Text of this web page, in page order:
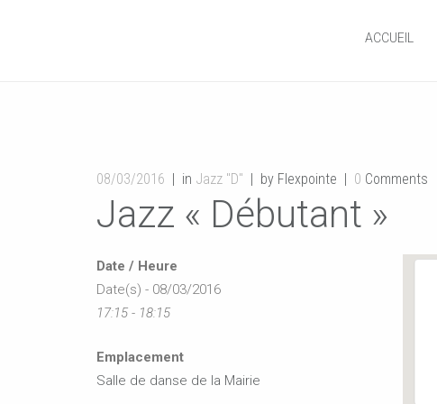
ACCUEIL
08/03/2016 in Jazz "D" by Flexpointe 0 Comments
Jazz « Débutant »
Date / Heure
Date(s) - 08/03/2016
17:15 - 18:15
Emplacement
Salle de danse de la Mairie